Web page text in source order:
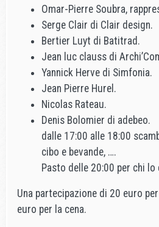
Omar-Pierre Soubra,
Serge Clair di Clair design.
Bertier Luyt di Batitrad.
Jean luc clauss di
Yannick Herve di Simfonia.
Jean Pierre Hurel.
Nicolas Rateau.
Denis Bolomier di adebeo.
dalle 17:00 alle 18:00
cibo e bevande, ….
Pasto delle 20:00 per chi lo
Una partecipazione di 20 euro
euro per la cena.